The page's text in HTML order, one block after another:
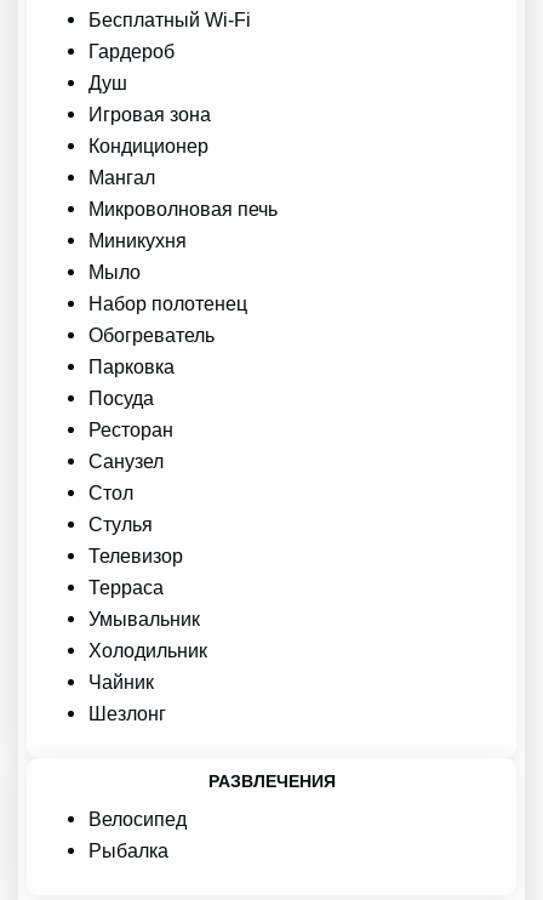
Бесплатный Wi-Fi
Гардероб
Душ
Игровая зона
Кондиционер
Мангал
Микроволновая печь
Миникухня
Мыло
Набор полотенец
Обогреватель
Парковка
Посуда
Ресторан
Санузел
Стол
Стулья
Телевизор
Терраса
Умывальник
Холодильник
Чайник
Шезлонг
РАЗВЛЕЧЕНИЯ
Велосипед
Рыбалка